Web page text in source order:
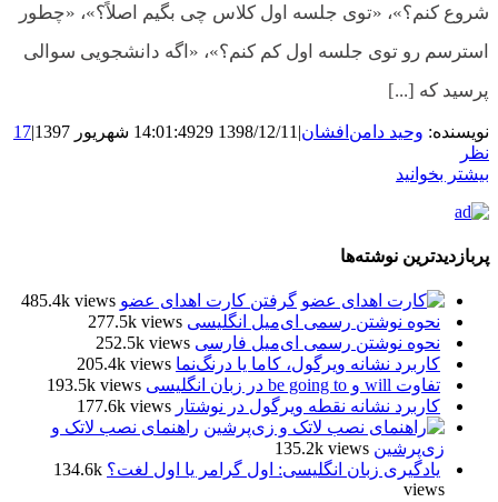
شروع کنم؟»، «توی جلسه اول کلاس چی بگیم اصلاً؟»، «چطور
استرسم رو توی جلسه اول کم کنم؟»، «اگه دانشجویی سوالی
پرسید که [...]
نویسنده: وحید دامن‌افشان|
1398/12/11 14:01:49 29 شهریور 1397 |
17
نظر
بیشتر بخوانید
پربازدیدترین نوشته‌ها
گرفتن کارت اهدای عضو 485.4k views
نحوه نوشتن رسمی ای‌میل انگلیسی 277.5k views
نحوه نوشتن رسمی ای‌میل فارسی 252.5k views
کاربرد نشانه ویرگول، کاما یا درنگ‌نما 205.4k views
تفاوت will و be going to در زبان انگلیسی
193.5k views
کاربرد نشانه نقطه ویرگول در نوشتار 177.6k views
راهنمای نصب لاتک و
زی‌پرشین 135.2k views
یادگیری زبان انگلیسی: اول گرامر یا اول لغت؟ 134.6k
views